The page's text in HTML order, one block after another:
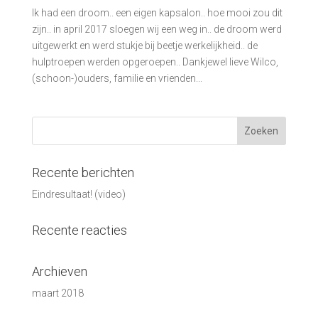
Ik had een droom.. een eigen kapsalon.. hoe mooi zou dit
zijn.. in april 2017 sloegen wij een weg in.. de droom werd
uitgewerkt en werd stukje bij beetje werkelijkheid.. de
hulptroepen werden opgeroepen.. Dankjewel lieve Wilco,
(schoon-)ouders, familie en vrienden...
Recente berichten
Eindresultaat! (video)
Recente reacties
Archieven
maart 2018